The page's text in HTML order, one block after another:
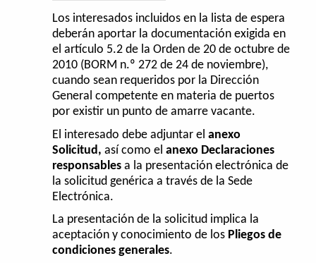
Los interesados incluidos en la lista de espera
deberán aportar la documentación exigida en
el artículo 5.2 de la Orden de 20 de octubre de
2010 (BORM n.º 272 de 24 de noviembre),
cuando sean requeridos por la Dirección
General competente en materia de puertos
por existir un punto de amarre vacante.
El interesado debe adjuntar elanexo
Solicitud,así como elanexo Declaraciones
responsables a la presentación electrónica de
la solicitud genérica a través de la Sede
Electrónica.
La presentación de la solicitud implica la
aceptación y conocimiento de los Pliegos de
condiciones generales.